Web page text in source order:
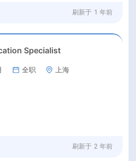
刷新于 1 年前
Specialist
全职 上海
刷新于 2 年前